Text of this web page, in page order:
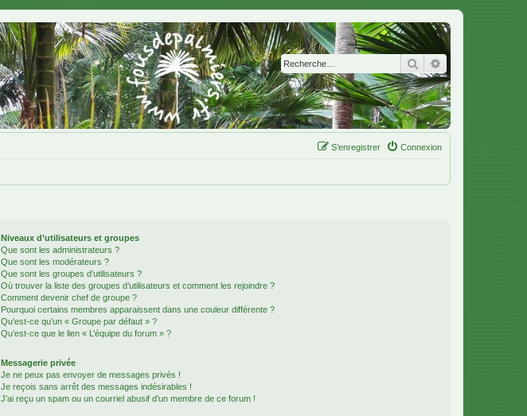
Rechercher
Connexion
S’enregistrer
Niveaux d’utilisateurs et groupes
Que sont les administrateurs ?
Que sont les modérateurs ?
Que sont les groupes d’utilisateurs ?
Où trouver la liste des groupes d’utilisateurs et comment les rejoindre ?
Comment devenir chef de groupe ?
Pourquoi certains membres apparaissent dans une couleur différente ?
Qu’est-ce qu’un « Groupe par défaut » ?
Qu’est-ce que le lien « L’équipe du forum » ?
Messagerie privée
Je ne peux pas envoyer de messages privés !
Je reçois sans arrêt des messages indésirables !
J’ai reçu un spam ou un courriel abusif d’un membre de ce forum !